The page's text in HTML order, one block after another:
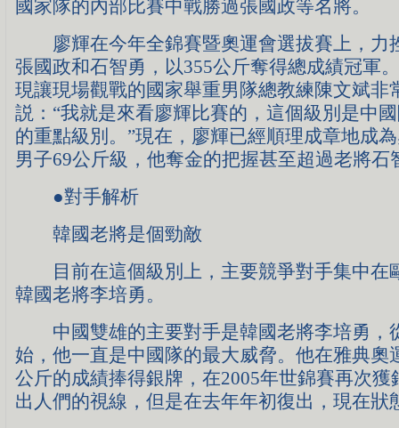
國家隊的內部比賽中戰勝過張國政等名將。
廖輝在今年全錦賽暨奧運會選拔賽上，力
張國政和石智勇，以355公斤奪得總成績冠軍
現讓現場觀戰的國家舉重男隊總教練陳文斌非
説：“我就是來看廖輝比賽的，這個級別是中
的重點級別。”現在，廖輝已經順理成章地成
男子69公斤級，他奪金的把握甚至超過老將石
●對手解析
韓國老將是個勁敵
目前在這個級別上，主要競爭對手集中在
韓國老將李培勇。
中國雙雄的主要對手是韓國老將李培勇，
始，他一直是中國隊的最大威脅。他在雅典奧
公斤的成績捧得銀牌，在2005年世錦賽再次獲
出人們的視線，但是在去年年初復出，現在狀